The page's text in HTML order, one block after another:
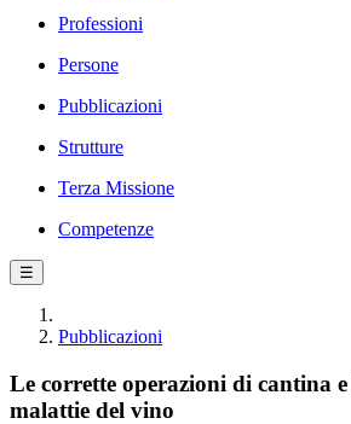
Professioni
Persone
Pubblicazioni
Strutture
Terza Missione
Competenze
☰
Pubblicazioni
Le corrette operazioni di cantina
malattie del vino